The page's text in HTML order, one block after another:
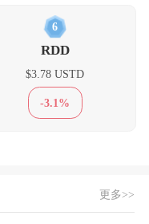
6
RDD
$3.78 USTD
-3.1%
更多>>